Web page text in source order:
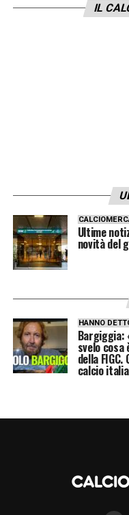
IL
Ultime
novità del
HANNO
Bargiggia:
svelo
della
calcio